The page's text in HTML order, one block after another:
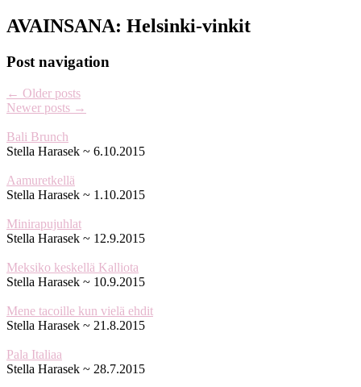
AVAINSANA: Helsinki-vinkit
Post navigation
← Older posts
Newer posts →
Bali Brunch
Stella Harasek ~ 6.10.2015
Aamuretkellä
Stella Harasek ~ 1.10.2015
Minirapujuhlat
Stella Harasek ~ 12.9.2015
Meksiko keskellä Kalliota
Stella Harasek ~ 10.9.2015
Mene tacoille kun vielä ehdit
Stella Harasek ~ 21.8.2015
Pala Italiaa
Stella Harasek ~ 28.7.2015